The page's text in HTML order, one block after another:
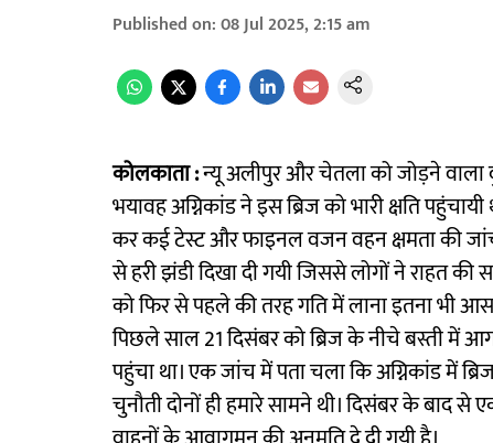
Published on:08 Jul 2025, 2:15 am
कोलकाता :न्यू अलीपुर और चेतला को जोड़ने वाला
भयावह अग्निकांड ने इस ब्रिज को भारी क्षति
कर कई टेस्ट और फाइनल वजन वहन क्षमता की
से हरी झंडी दिखा दी गयी जिससे लोगों ने राहत
को फिर से पहले की तरह गति में लाना इतना भी
पिछले साल 21 दिसंबर को ब्रिज के नीचे बस्ती में
पहुंचा था। एक जांच में पता चला कि अग्निकांड में
चुनौती दोनों ही हमारे सामने थी। दिसंबर के बाद